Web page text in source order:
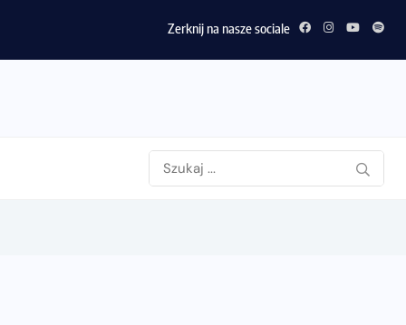
Zerknij na nasze sociale